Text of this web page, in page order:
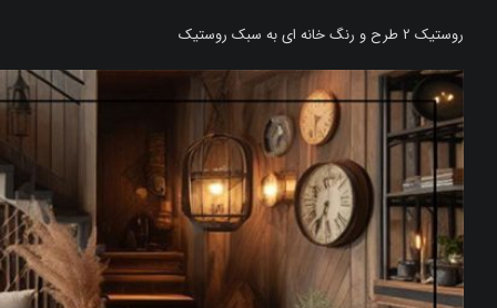
روستیک 2 طرح و رنگ خانه ای به سبک روستیک